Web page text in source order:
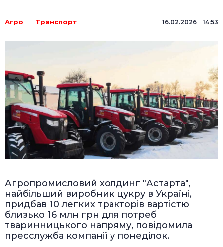
Агро Транспорт 16.02.2026 14:53
Агропромисловий холдинг "Астарта",
найбільший виробник цукру в Україні,
придбав 10 легких тракторів вартістю
близько 16 млн грн для потреб
тваринницького напряму, повідомила
пресслужба компанії у понеділок.